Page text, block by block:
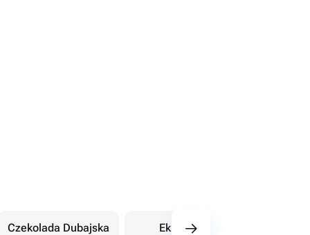
Czekolada Dubajska Eklery